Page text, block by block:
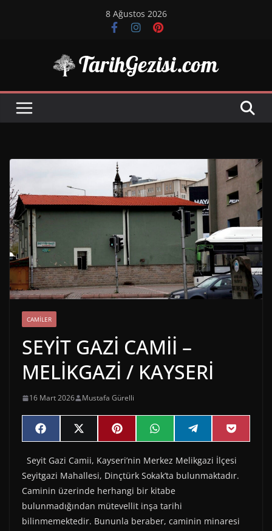
8 Ağustos 2026
CAMILER
SEYİT GAZİ CAMİİ –
MELİKGAZİ / KAYSERİ
16 Mart 2026 Mustafa Gürelli
Share
on
F
a
e
b
o
o
k
Share
on
X
(
w
i
t
t
e
r
)
Share
on
P
i
t
e
r
e
s
t
Share
on
W
h
t
s
A
p
p
Share
on
e
e
g
r
Share
on
P
o
k
e
t
Seyit Gazi Camii, Kayseri’nin Merkez Melikgazi İlçesi
Seyitgazi Mahallesi, Dinçtürk Sokak’ta bulunmaktadır.
Caminin üzerinde herhangi bir kitabe
bulunmadığından mütevellit inşa tarihi
bilinmemektedir. Bununla beraber, caminin minaresi